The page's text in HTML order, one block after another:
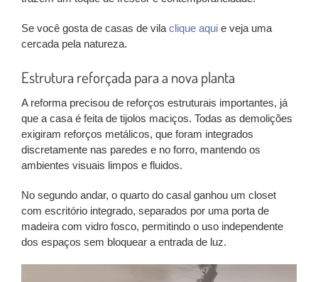
Se você gosta de casas de vila clique aqui e veja uma
cercada pela natureza.
Estrutura reforçada para a nova planta
A reforma precisou de reforços estruturais importantes, já
que a casa é feita de tijolos maciços. Todas as demolições
exigiram reforços metálicos, que foram integrados
discretamente nas paredes e no forro, mantendo os
ambientes visuais limpos e fluidos.
No segundo andar, o quarto do casal ganhou um closet
com escritório integrado, separados por uma porta de
madeira com vidro fosco, permitindo o uso independente
dos espaços sem bloquear a entrada de luz.